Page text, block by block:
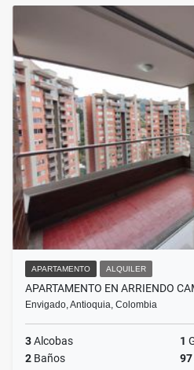
APARTAMENTO ALQUILER
APARTAMENTO EN ARRIENDO
Envigado, Antioquia, Colombia
3Alcobas 1
2 Baños 97